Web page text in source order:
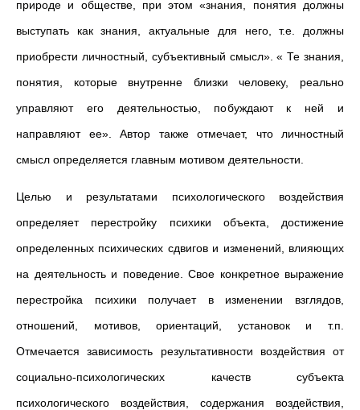
природе и обществе, при этом «знания, понятия должны
выступать как знания, актуальные для него, т.е. должны
приобрести личностный, субъективный смысл». « Те знания,
понятия, которые внутренне близки человеку, реально
управляют его деятельностью, побуждают к ней и
направляют ее». Автор также отмечает, что личностный
смысл определяется главным мотивом деятельности.
Целью и результатами психологического воздействия
определяет перестройку психики объекта, достижение
определенных психических сдвигов и изменений, влияющих
на деятельность и поведение. Свое конкретное выражение
перестройка психики получает в изменении взглядов,
отношений, мотивов, ориентаций, установок и т.п.
Отмечается зависимость результативности воздействия от
социально-психологических качеств субъекта
психологического воздействия, содержания воздействия,